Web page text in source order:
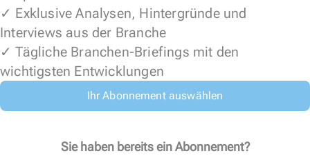
✓ Exklusive Analysen, Hintergründe und
Interviews aus der Branche
✓ Tägliche Branchen-Briefings mit den
wichtigsten Entwicklungen
Ihr Abonnement auswählen
Sie haben bereits ein Abonnement?